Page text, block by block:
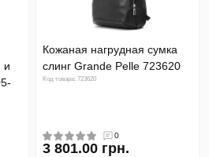
и
Кожаная нагрудная сумка
слинг Grande Pelle 723620
Код товара: 723620
0
3 801.00 грн.